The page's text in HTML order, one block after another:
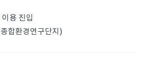
용 진입
합환경연구단지)